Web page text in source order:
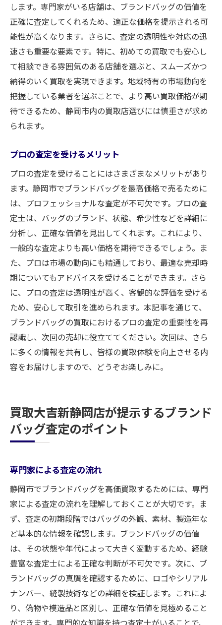
します。専門家がいる店舗は、ブランドバッグの価値を
正確に査定してくれるため、適正な価格を提示される可
能性が高くなります。さらに、査定の透明性や対応の迅
速さも重要な要素です。特に、初めての買取でも安心し
て相談できる雰囲気のある店舗を選ぶと、スムーズかつ
納得のいく買取を実現できます。地域特有の市場動向を
把握している業者を選ぶことで、より高い買取価格が期
待できるため、静岡市内の買取店選びには慎重さが求め
られます。
プロの査定を受けるメリット
プロの査定を受けることにはさまざまなメリットがあり
ます。静岡市でブランドバッグを最高価格で売るために
は、プロフェッショナルな査定が不可欠です。プロの査
定士は、バッグのブランド、状態、希少性などを詳細に
分析し、正確な価値を見出してくれます。これにより、
一般的な査定よりも高い価格を期待できるでしょう。ま
た、プロは市場の動向にも精通しており、最適な売却時
期についてもアドバイスを受けることができます。さら
に、プロの査定は透明性が高く、客観的な評価を受ける
ため、安心して取引を進められます。本記事を通じて、
ブランドバッグの買取におけるプロの査定の重要性を再
認識し、次回の売却に役立ててください。次回は、さら
に多くの情報を共有し、皆様の買取体験を向上させる内
容をお届けしますので、どうぞお楽しみに。
買取大吉新静岡店が提示するブランド
バッグ査定のポイント
専門家による査定の流れ
静岡市でブランドバッグを高価買取するためには、専門
家による査定の流れを理解しておくことが大切です。ま
ず、査定の初期段階ではバッグの外観、素材、製造年な
ど基本的な情報を確認します。ブランドバッグの価値
は、その状態や年代によって大きく変動するため、経験
豊富な査定士による正確な判断が不可欠です。次に、ブ
ランドバッグの真贋を確認するために、ロゴやシリアル
ナンバー、縫製技術などの詳細を検証します。これによ
り、偽物や模造品と区別し、正確な価値を見極めること
ができます。専門的な知識を持つ査定士がいることで、